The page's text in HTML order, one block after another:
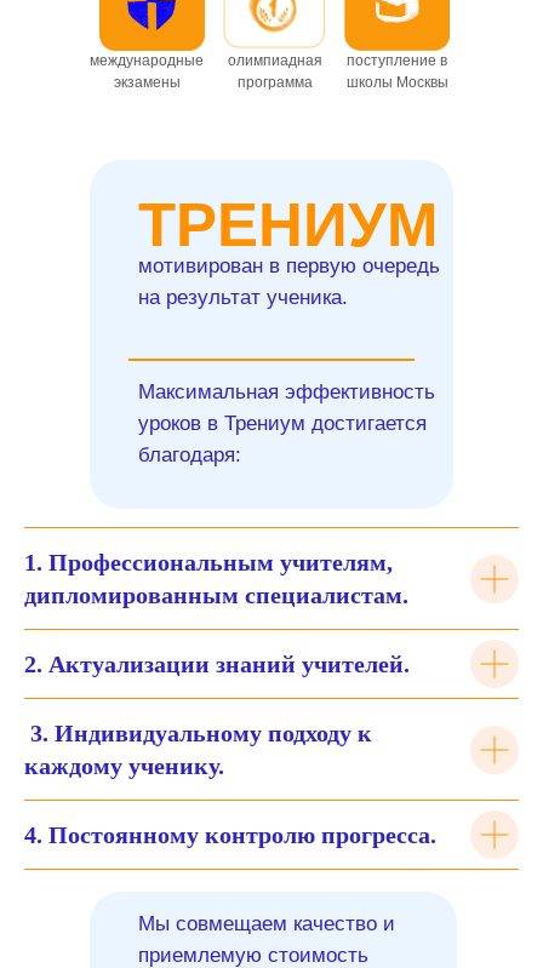
международные
экзамены
олимпиадная
программа
поступление в
школы Москвы
мотивирован в первую очередь
на результат ученика.
ТРЕНИУМ
Максимальная эффективность
уроков в Трениум достигается
благодаря:
1. Профессиональным учителям,
дипломированным специалистам.
2. Актуализации знаний учителей.
3. Индивидуальному подходу к
каждому ученику.
4. Постоянному контролю прогресса.
Мы совмещаем качество и
приемлемую стоимость